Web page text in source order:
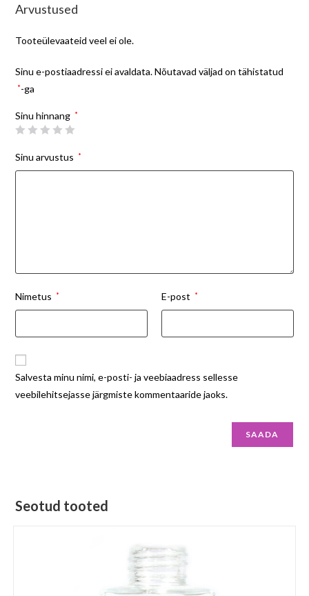
Arvustused
Tooteülevaateid veel ei ole.
Sinu e-postiaadressi ei avaldata. Nõutavad väljad on tähistatud
*-ga
Sinu hinnang *
Sinu arvustus *
Nimetus * E-post *
Salvesta minu nimi, e-posti- ja veebiaadress sellesse
veebilehitsejasse järgmiste kommentaaride jaoks.
Seotud tooted